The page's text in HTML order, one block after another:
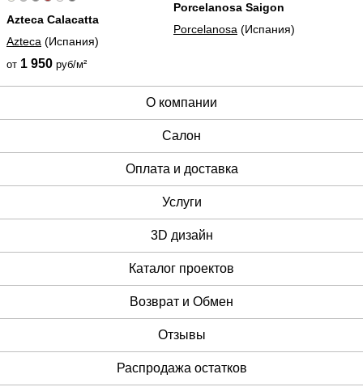
Azteca Calacatta
Azteca (Испания)
от 1 950 руб/м²
Porcelanosa Saigon
Porcelanosa (Испания)
О компании
Cалон
Оплата и доставка
Услуги
3D дизайн
Каталог проектов
Возврат и Обмен
Отзывы
Распродажа остатков